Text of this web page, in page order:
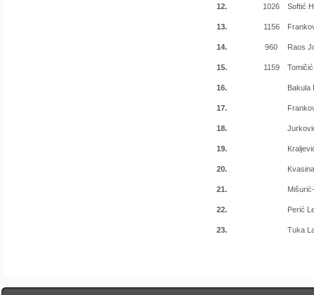
12. 1026 Softić
13. 1156
14. 960 Raos
15. 1159
16. Bakula
17.
18.
19.
20.
21.
22. Perić
23. Tuka